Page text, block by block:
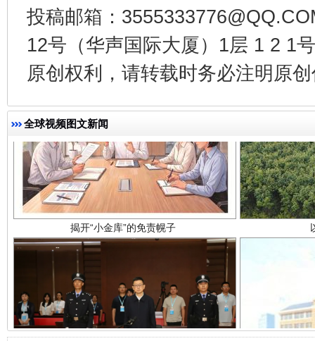
投稿邮箱：
12号（华声国际大厦）1层 1 2 1
原创权利，请转载时务必注明原
全球视频图文新闻揭开“小金库”的免责幌子
受贿1.44亿！段成刚被判无期 从幼